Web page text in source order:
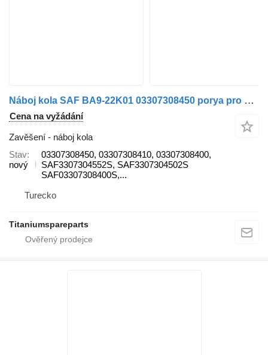
Náboj kola SAF BA9-22K01 03307308450 porya pro nákladní auta SAF BI9-22- BI9-19
Cena na vyžádání
Zavěšení - náboj kola
Stav
nový
03307308450, 03307308410, 03307308400,
SAF3307304552S, SAF3307304502S
SAF03307308400S,...
Turecko
Titaniumspareparts